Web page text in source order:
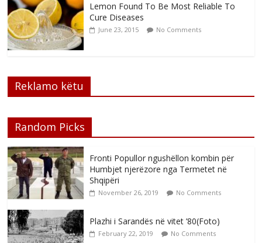
Lemon Found To Be Most Reliable To
Cure Diseases
June 23, 2015 No Comments
Reklamo këtu
Random Picks
Fronti Popullor ngushëllon kombin për
Humbjet njerëzore nga Termetet në
Shqipëri
November 26, 2019 No Comments
Plazhi i Sarandës në vitet ’80(Foto)
February 22, 2019 No Comments